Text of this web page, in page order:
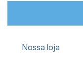
Nossa loja